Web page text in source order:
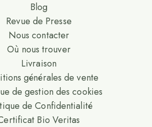
Blog
Revue de Presse
Nous contacter
Où nous trouver
Livraison
générales de vente
de gestion des cookies
de Confidentialité
Bio Veritas